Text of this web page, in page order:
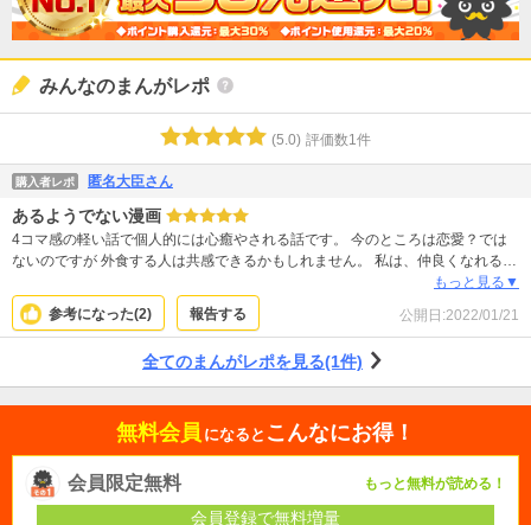
みんなのまんがレポ
(5.0) 評価数1件
購入者レポ 匿名大臣さん
あるようでない漫画
4コマ感の軽い話で個人的には心癒やされる話です。 今のところは恋愛？では
ないのですが 外食する人は共感できるかもしれません。 私は、仲良くなれる
か？というもどかしさの部分が好きで、 はよ仲良くなれよ！と、もどかしい部
分が嫌いです。 …結局好きです。
もっと見る▼
参考になった(2) 報告する 公開日:2022/01/21
全てのまんがレポを見る(1件)
無料会員 になると こんなにお得！
会員限定無料 もっと無料が読める！
会員登録で無料増量